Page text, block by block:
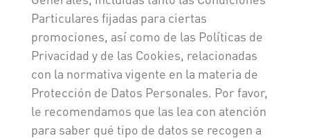
Particulares fijadas para ciertas
promociones, así como de las Políticas de
Privacidad y de las Cookies, relacionadas
con la normativa vigente en la materia de
Protección de Datos Personales. Por favor,
le recomendamos que las lea con atención
para saber qué tipo de datos se recogen a